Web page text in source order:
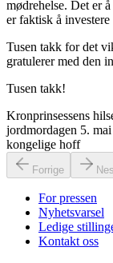
mødrehelse. Det er
er faktisk å
Tusen takk for det
gratulerer med den
Tusen takk!
Kronprinsessens
jordmordagen 5.
kongelige hoff
Forrige
For pressen
Nyhetsvarsel
Ledige
Kontakt oss